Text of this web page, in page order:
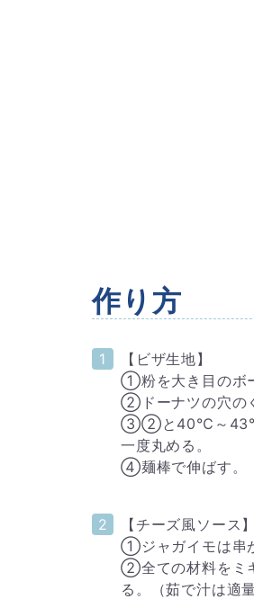
作り方
【ビザ生地】
①粉を大き目のボ
②ドーナツの穴の
③②と40℃～43℃位
一度丸める。
④麺棒で伸ばす。
【チーズ風ソース】
①ジャガイモは串
②全ての材料をミ
る。（茹で汁は適量